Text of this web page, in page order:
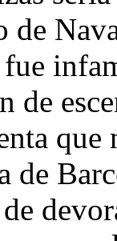
de
de
que
de